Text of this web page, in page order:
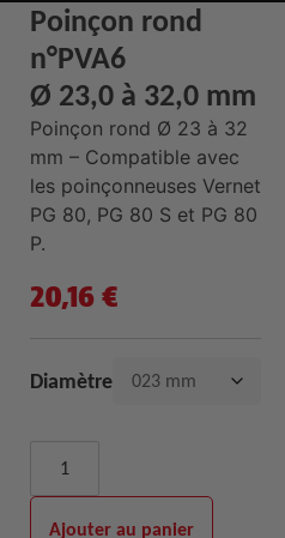
Poinçon rond
n°PVA6
Ø 23,0 à 32,0 mm
Poinçon rond Ø 23 à 32
mm – Compatible avec
les poinçonneuses Vernet
PG 80, PG 80 S et PG 80
P.
20,16 €
Diamètre
Ajouter au panier